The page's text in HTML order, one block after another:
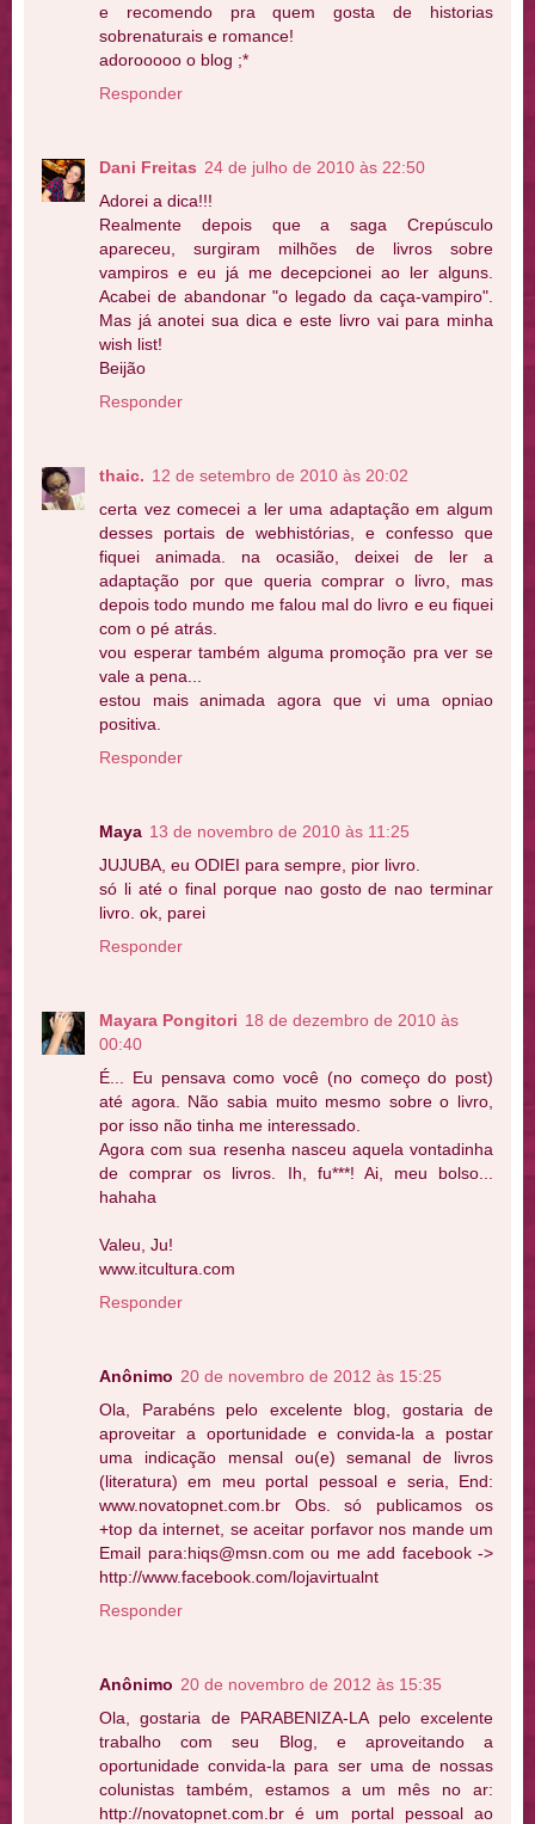
e recomendo pra quem gosta de historias
sobrenaturais e romance!
adorooooo o blog ;*
Responder
Dani Freitas 24 de julho de 2010 às 22:50
Adorei a dica!!!
Realmente depois que a saga Crepúsculo
apareceu, surgiram milhões de livros sobre
vampiros e eu já me decepcionei ao ler alguns.
Acabei de abandonar "o legado da caça-vampiro".
Mas já anotei sua dica e este livro vai para minha
wish list!
Beijão
Responder
thaic. 12 de setembro de 2010 às 20:02
certa vez comecei a ler uma adaptação em algum
desses portais de webhistórias, e confesso que
fiquei animada. na ocasião, deixei de ler a
adaptação por que queria comprar o livro, mas
depois todo mundo me falou mal do livro e eu fiquei
com o pé atrás.
vou esperar também alguma promoção pra ver se
vale a pena...
estou mais animada agora que vi uma opniao
positiva.
Responder
Maya 13 de novembro de 2010 às 11:25
JUJUBA, eu ODIEI para sempre, pior livro.
só li até o final porque nao gosto de nao terminar
livro. ok, parei
Responder
Mayara Pongitori 18 de dezembro de 2010 às
00:40
É... Eu pensava como você (no começo do post)
até agora. Não sabia muito mesmo sobre o livro,
por isso não tinha me interessado.
Agora com sua resenha nasceu aquela vontadinha
de comprar os livros. Ih, fu***! Ai, meu bolso...
hahaha
Valeu, Ju!
www.itcultura.com
Responder
Anônimo 20 de novembro de 2012 às 15:25
Ola, Parabéns pelo excelente blog, gostaria de
aproveitar a oportunidade e convida-la a postar
uma indicação mensal ou(e) semanal de livros
(literatura) em meu portal pessoal e seria, End:
www.novatopnet.com.br Obs. só publicamos os
+top da internet, se aceitar porfavor nos mande um
Email para:hiqs@msn.com ou me add facebook ->
http://www.facebook.com/lojavirtualnt
Responder
Anônimo 20 de novembro de 2012 às 15:35
Ola, gostaria de PARABENIZA-LA pelo excelente
trabalho com seu Blog, e aproveitando a
oportunidade convida-la para ser uma de nossas
colunistas também, estamos a um mês no ar:
http://novatopnet.com.br é um portal pessoal ao